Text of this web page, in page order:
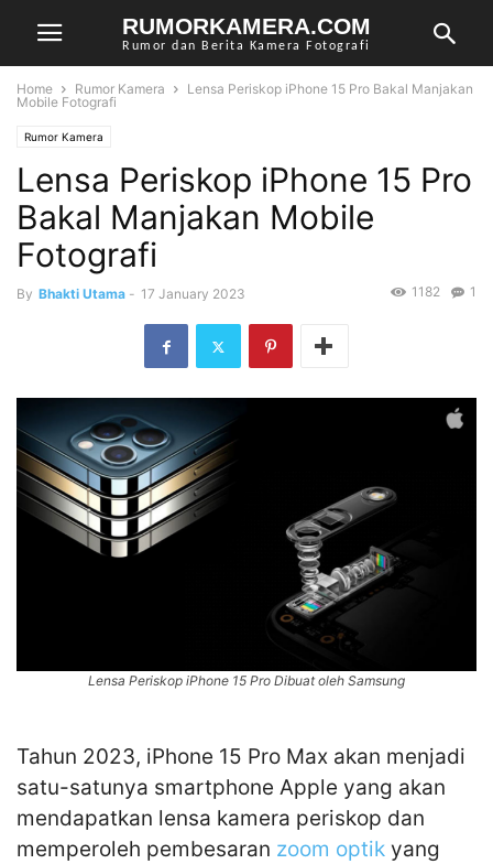
RUMORKAMERA.COM
Rumor dan Berita Kamera Fotografi
Home Rumor Kamera
Lensa Periskop iPhone 15 Pro Bakal Manjakan
Mobile Fotografi
Rumor Kamera
Lensa Periskop iPhone 15 Pro
Bakal Manjakan Mobile
Fotografi
By Bhakti Utama - 17 January 2023 1
1182
Lensa Periskop iPhone 15 Pro Dibuat oleh Samsung
Tahun 2023, iPhone 15 Pro Max akan menjadi
satu-satunya smartphone Apple yang akan
mendapatkan lensa kamera periskop dan
memperoleh pembesaran zoom optik yang